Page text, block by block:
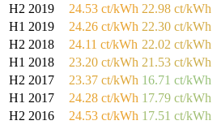
H2 2019
24.53 ct/kWh 22.98 ct/kWh
H1 2019
24.26 ct/kWh 22.30 ct/kWh
H2 2018
24.11 ct/kWh 22.02 ct/kWh
H1 2018
23.20 ct/kWh 21.53 ct/kWh
H2 2017
23.37 ct/kWh 16.71 ct/kWh
H1 2017
24.28 ct/kWh 17.79 ct/kWh
H2 2016
24.53 ct/kWh 17.51 ct/kWh